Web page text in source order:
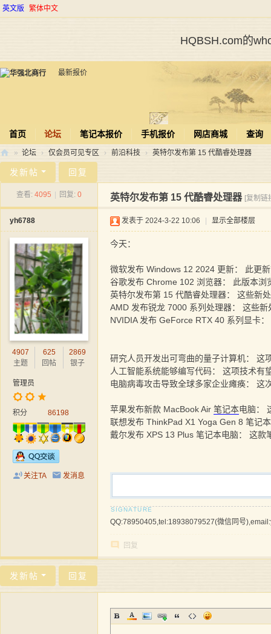
英文版 繁体中文
HQBSH.com的
最新报价
首页 论坛 笔记本报价 手机报价 网店商城 查询
北
» 论坛 › 仅会员可见专区 › 前沿科技 › 英特尔发布第 15 代酷睿处理器
发新帖 回复
查看: 4095 回复: 0 英特尔发布第 15 代酷睿处理器 [复制链
yh6788
4907
主题
625
回帖
2869
银子
管理员
积分 86198
关注TA 发消息
发表于 2024-3-22 10:06 显示全部楼层
今天：
微软发布 Windows 12 2024 更新： 此更
谷歌发布 Chrome 102 浏览器： 此版本
英特尔发布第 15 代酷睿处理器： 这些新
AMD 发布锐龙 7000 系列处理器： 这些
NVIDIA 发布 GeForce RTX 40 系列显卡
研究人员开发出可弯曲的量子计算机： 这
人工智能系统能够编写代码： 这项技术有
电脑病毒攻击导致全球多家企业瘫痪： 这
苹果发布新款 MacBook Air 笔记本电脑：
联想发布 ThinkPad X1 Yoga Gen 8 笔记
戴尔发布 XPS 13 Plus 笔记本电脑： 这
QQ:78950405,tel:18938079527(微信同号
回复
发新帖 回复